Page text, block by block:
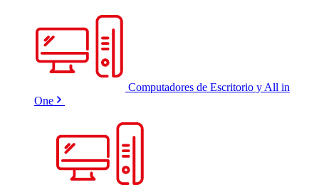
Computadores de Escritorio y All in
One